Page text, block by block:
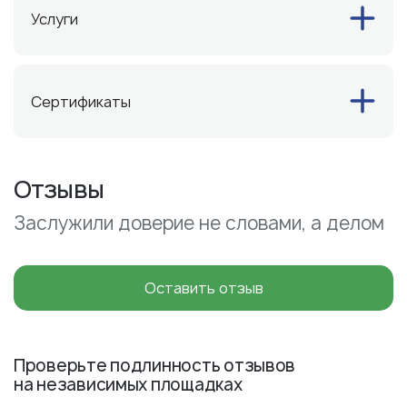
Услуги
Сертификаты
Отзывы
Заслужили доверие не словами, а делом
Оставить отзыв
Проверьте подлинность отзывов
на независимых площадках